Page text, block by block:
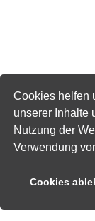
Cookies helfen
unserer Inhalte
Nutzung der
Verwendung
Cookies